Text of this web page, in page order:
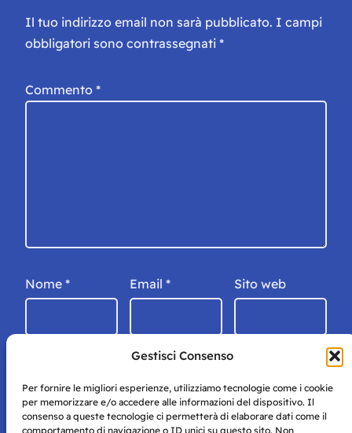
Gestisci Consenso
Per fornire le migliori esperienze, utilizziamo tecnologie come i cookie
per memorizzare e/o accedere alle informazioni del dispositivo. Il
consenso a queste tecnologie ci permetterà di elaborare dati come il
comportamento di navigazione o ID unici su questo sito. Non
Il tuo indirizzo email non sarà pubblicato. I campi
obbligatori sono contrassegnati *
Commento *
Nome * Email * Sito web